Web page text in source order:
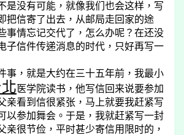
是没有可能，就像我们也会这样，写
把信寄了出去，从邮局走回家的途
事情忘记交代了，怎么办呢？在还没
子信件传递消息的时代，只好再写一
事，就是大约在三十五年前，我最小
医学院读书，他写信回来说要参加
亲看到信很紧张，马上就要我赶紧写
以参加舞会。于是，我就赶紧写一封
亲很节俭，平时甚少寄信用限时的，